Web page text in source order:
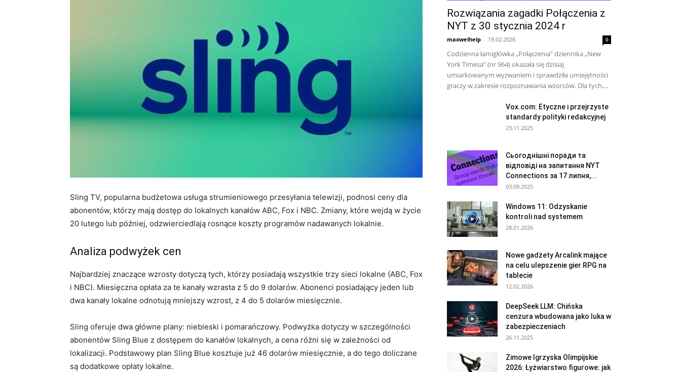
Sling TV, popularna budżetowa usługa strumieniowego przesyłania telewizji, podnosi ceny dla
abonentów, którzy mają dostęp do lokalnych kanałów ABC, Fox i NBC. Zmiany, które wejdą w życie
20 lutego lub później, odzwierciedlają rosnące koszty programów nadawanych lokalnie.
Analiza podwyżek cen
Najbardziej znaczące wzrosty dotyczą tych, którzy posiadają wszystkie trzy sieci lokalne (ABC, Fox
i NBC). Miesięczna opłata za te kanały wzrasta z 5 do 9 dolarów. Abonenci posiadający jeden lub
dwa kanały lokalne odnotują mniejszy wzrost, z 4 do 5 dolarów miesięcznie.
Sling oferuje dwa główne plany: niebieski i pomarańczowy. Podwyżka dotyczy w szczególności
abonentów Sling Blue z dostępem do kanałów lokalnych, a cena różni się w zależności od
lokalizacji. Podstawowy plan Sling Blue kosztuje już 46 dolarów miesięcznie, a do tego doliczane
są dodatkowe opłaty lokalne.
Rozwiązania zagadki Połączenia z
NYT z 30 stycznia 2024 r
maxwelhelp - 19.02.2026 0
Codzienna łamigłówka „Połączenia” dziennika „New
York Timesa” (nr 964) okazała się dzisiaj
umiarkowanym wyzwaniem i sprawdziła umiejętności
graczy w zakresie rozpoznawania wzorców. Dla tych,...
Vox.com: Etyczne i przejrzyste
standardy polityki redakcyjnej
23.11.2025
Сьогоднішні поради та
відповіді на запитання NYT
Connections за 17 липня,...
03.09.2025
Windows 11: Odzyskanie
kontroli nad systemem
28.01.2026
Nowe gadżety Arcalink mające
na celu ulepszenie gier RPG na
tablecie
12.02.2026
DeepSeek LLM: Chińska
cenzura wbudowana jako luka w
zabezpieczeniach
26.11.2025
Zimowe Igrzyska Olimpijskie
2026: Łyżwiarstwo figurowe: jak